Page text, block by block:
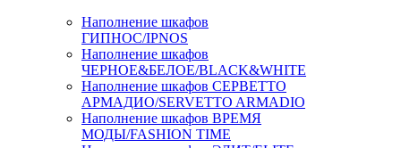
Наполнение шкафов
ГИПНОС/IPNOS
Наполнение шкафов
ЧЕРНОЕ&БЕЛОЕ/BLACK&WHITE
Наполнение шкафов СЕРВЕТТО
АРМАДИО/SERVETTO ARMADIO
Наполнение шкафов ВРЕМЯ
МОДЫ/FASHION TIME